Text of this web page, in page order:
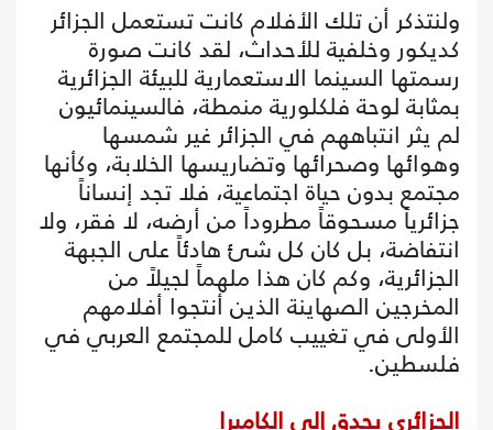
ولنتذكر أن تلك الأفلام كانت تستعمل الجزائر
كديكور وخلفية للأحداث، لقد كانت صورة
رسمتها السينما الاستعمارية للبيئة الجزائرية
بمثابة لوحة فلكلورية منمطة، فالسينمائيون
لم يثر انتباههم في الجزائر غير شمسها
وهوائها وصحرائها وتضاريسها الخلابة، وكأنها
مجتمع بدون حياة اجتماعية، فلا تجد إنساناً
جزائرياً مسحوقاً مطروداً من أرضه، لا فقر، ولا
انتفاضة، بل كان كل شئ هادئاً على الجبهة
الجزائرية، وكم كان هذا ملهماً لجيلاً من
المخرجين الصهاينة الذين أنتجوا أفلامهم
الأولى في تغييب كامل للمجتمع العربي في
فلسطين.
الجزائري يحدق إلى الكاميرا